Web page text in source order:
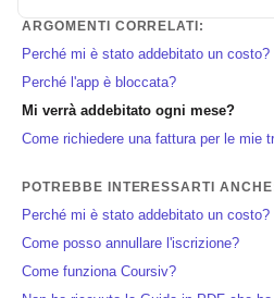
ARGOMENTI CORRELATI:
Perché mi è stato addebitato un costo?
Perché l'app è bloccata?
Mi verrà addebitato ogni mese?
Come richiedere una fattura per le mie
POTREBBE INTERESSARTI
Perché mi è stato addebitato un costo?
Come posso annullare l'iscrizione?
Come funziona Coursiv?